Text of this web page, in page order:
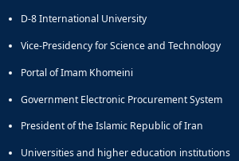
D-8 International University
Vice-Presidency for Science and Technology
Portal of Imam Khomeini
Government Electronic Procurement System
President of the Islamic Republic of Iran
Universities and higher education institutions